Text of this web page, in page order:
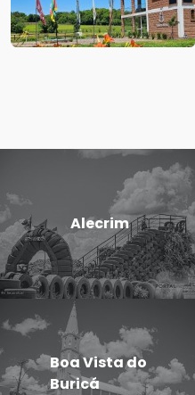
Alecrim
Boa Vista do
Buricá